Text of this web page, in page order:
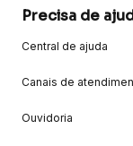
Precisa de
Central de ajuda
Canais de
Ouvidoria